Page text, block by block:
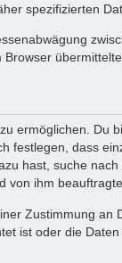
spezifizierten
ermöglichen.
festlegen, dass
hast, suche
ihm
Zustimmung
ist oder die